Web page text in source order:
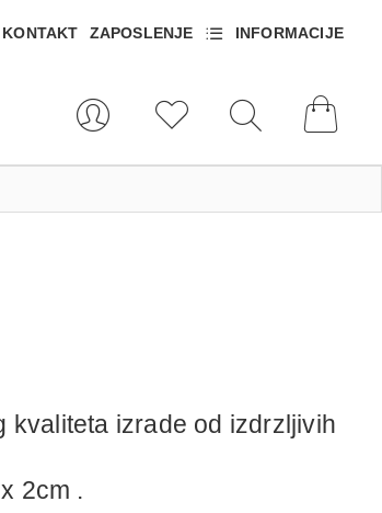
KONTAKT ZAPOSLENJE INFORMACIJE
kvaliteta izrade od izdrzljivih
2cm .